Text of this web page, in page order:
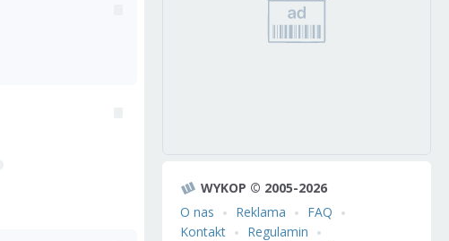
WYKOP © 2005-2026
O nas
Reklama
FAQ
Kontakt
Regulamin